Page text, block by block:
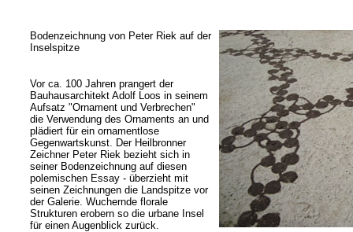
Bodenzeichnung von Peter Riek auf der
Inselspitze
Vor ca. 100 Jahren prangert der
Bauhausarchitekt Adolf Loos in seinem
Aufsatz "Ornament und Verbrechen"
die Verwendung des Ornaments an und
plädiert für ein ornamentlose
Gegenwartskunst. Der Heilbronner
Zeichner Peter Riek bezieht sich in
seiner Bodenzeichnung auf diesen
polemischen Essay ‑ überzieht mit
seinen Zeichnungen die Landspitze vor
der Galerie. Wuchernde florale
Strukturen erobern so die urbane Insel
für einen Augenblick zurück.